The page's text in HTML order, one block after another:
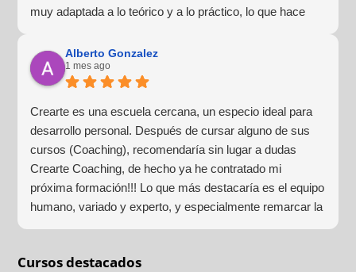
muy adaptada a lo teórico y a lo práctico, lo que hace
¡Para mí fue una excelente experiencia!
Alberto Gonzalez
1 mes ago
Crearte es una escuela cercana, un especio ideal para
desarrollo personal. Después de cursar alguno de sus
cursos (Coaching), recomendaría sin lugar a dudas
Crearte Coaching, de hecho ya he contratado mi
próxima formación!!! Lo que más destacaría es el equipo
humano, variado y experto, y especialmente remarcar la
añadido con multitud de formaciones, seminarios y
Cursos destacados